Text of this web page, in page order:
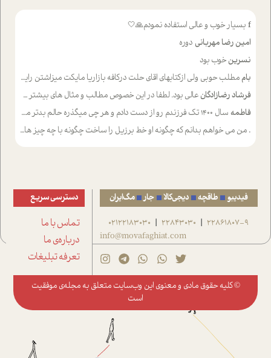
f بسیار خوب و عالی استفاده نمودم🙏🤍
امین رضا مهربانی دوره
نسرینخوب بود
بام مطلب حوبی ولی ازکتابهای اقای حلت درکافه بازاریا مایکت میزاشتن رایگان خوب بود ولی هرکدام خلاصه شده ش تومجله از طریق سایت هم خوبه اینکه درزیر اخرصفحه گذاشته شده خب ادم خبره میره نصب میکنه میخونه ولی هرکسی گوشیش ظرفیتش نداره باتشکر
فرشاد رضازادگان عالی بود. لطفا در این خصوص مطالب و مثال های بیشتر ی ارایه دهید
فاطمه سال ۱۴۰۰ تک فرزندم رو از دست دادم و هر چی میگذره حالم بدتر میشه و دلتنگتر تنایی رو ترجیح دادم و معاشرت برام سخت شده
. من می خواهم بدانم که چگونه او خط برزیل را ساخت چگونه با چه چیز هایی
فیدیبو طاقچه دیجی‌کالا جار مگ‌ایران
22861807-9
|
22843030
|
02122183030
info@movafaghiat.com
دسترسی سریع
تماس با ما
درباره‌ی ما
تعرفه تبلیغات
© کلیه حقوق مادی و معنوی این وب‌سایت متعلق به مجله‌ی موفقیت
است